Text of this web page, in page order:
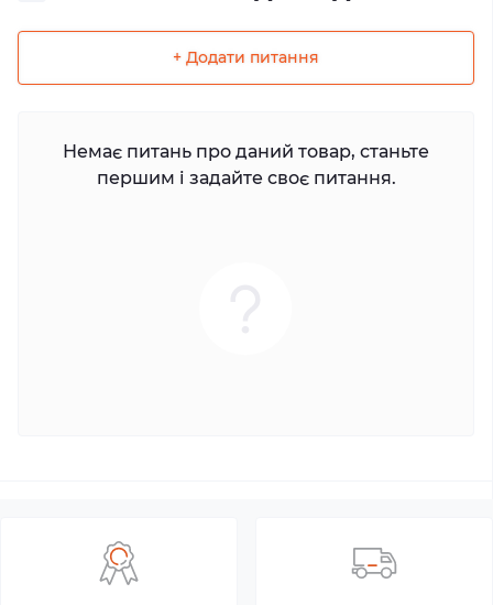
+ Додати питання
Немає питань про даний товар, станьте
першим і задайте своє питання.